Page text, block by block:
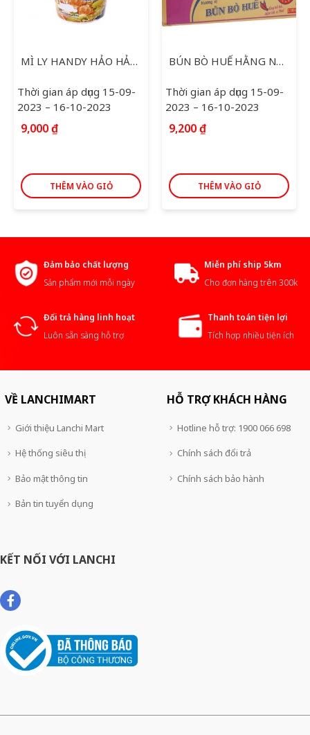
MÌ LY HANDY HẢO HẢO TÔM CHUA CAY 67G
Thời gian áp dụng 15-09-
2023 – 16-10-2023
9,000₫
THÊM VÀO GIỎ
BÚN BÒ HUẾ HẰNG NGA 73G
Thời gian áp dụng 15-09-
2023 – 16-10-2023
9,200₫
THÊM VÀO GIỎ
Đảm bảo chất lượng
Sản phẩm mới mỗi ngày
Miễn phí ship 5km
Cho đơn hàng trên 300k
Đổi trả hàng linh hoạt
Luôn sẵn sàng hỗ trợ
Thanh toán tiện lợi
Tích hợp nhiều tiện ích
VỀ LANCHIMART
Giới thiệu Lanchi Mart
Hệ thống siêu thị
Bảo mật thông tin
Bản tin tuyển dụng
HỖ TRỢ KHÁCH HÀNG
Hotline hỗ trợ: 1900 066 698
Chính sách đổi trả
Chính sách bảo hành
KẾT NỐI VỚI LANCHI